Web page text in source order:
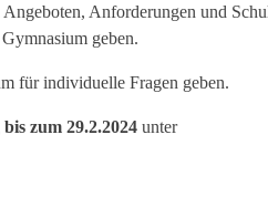
Anforderungen und
geben.
für individuelle Fragen geben.
zum 29.2.2024 unter